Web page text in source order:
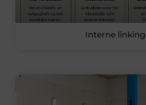
Interne